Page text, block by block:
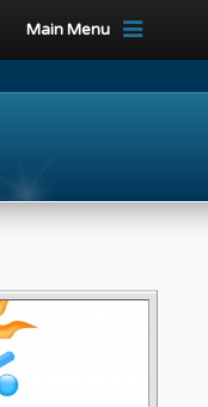
Main Menu